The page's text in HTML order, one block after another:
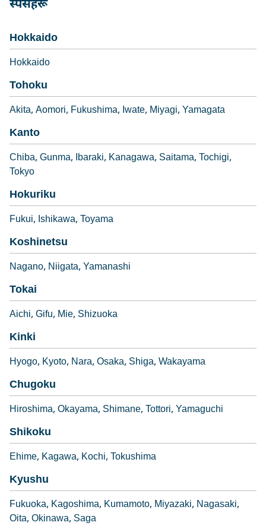
स्पेसहरू
Hokkaido
Hokkaido
Tohoku
Akita Aomori Fukushima Iwate Miyagi Yamagata
Kanto
Chiba Gunma Ibaraki Kanagawa Saitama Tochigi
Tokyo
Hokuriku
Fukui Ishikawa Toyama
Koshinetsu
Nagano Niigata Yamanashi
Tokai
Aichi Gifu Mie Shizuoka
Kinki
Hyogo Kyoto Nara Osaka Shiga Wakayama
Chugoku
Hiroshima Okayama Shimane Tottori Yamaguchi
Shikoku
Ehime Kagawa Kochi Tokushima
Kyushu
Fukuoka Kagoshima Kumamoto Miyazaki Nagasaki
Oita Okinawa Saga